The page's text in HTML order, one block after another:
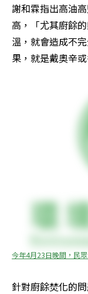
謝和霖指出高油
高，「尤其廚餘
溫，就會造成不
果，就是戴奧辛
今年4月23日晚間，民
針對廚餘焚化的